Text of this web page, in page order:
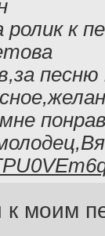
к
песню
к моим